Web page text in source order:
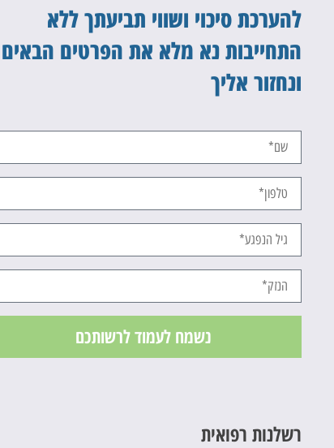
להערכת סיכוי ושווי תביעתך ללא
התחייבות נא מלא את הפרטים הבאים
ונחזור אליך
נשמח לעמוד לרשותכם
רשלנות רפואית